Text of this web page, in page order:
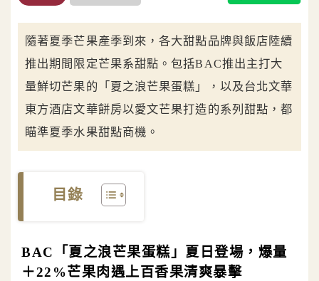
隨著夏季芒果產季到來，各大甜點品牌與飯店陸續
推出期間限定芒果系甜點。包括BAC推出主打大
量鮮切芒果的「夏之浪芒果蛋糕」，以及台北文華
東方酒店文華餅房以愛文芒果打造的系列甜點，都
瞄準夏季水果甜點商機。
目錄
BAC「夏之浪芒果蛋糕」夏日登場，爆量
＋22%芒果肉遇上百香果清爽暴擊